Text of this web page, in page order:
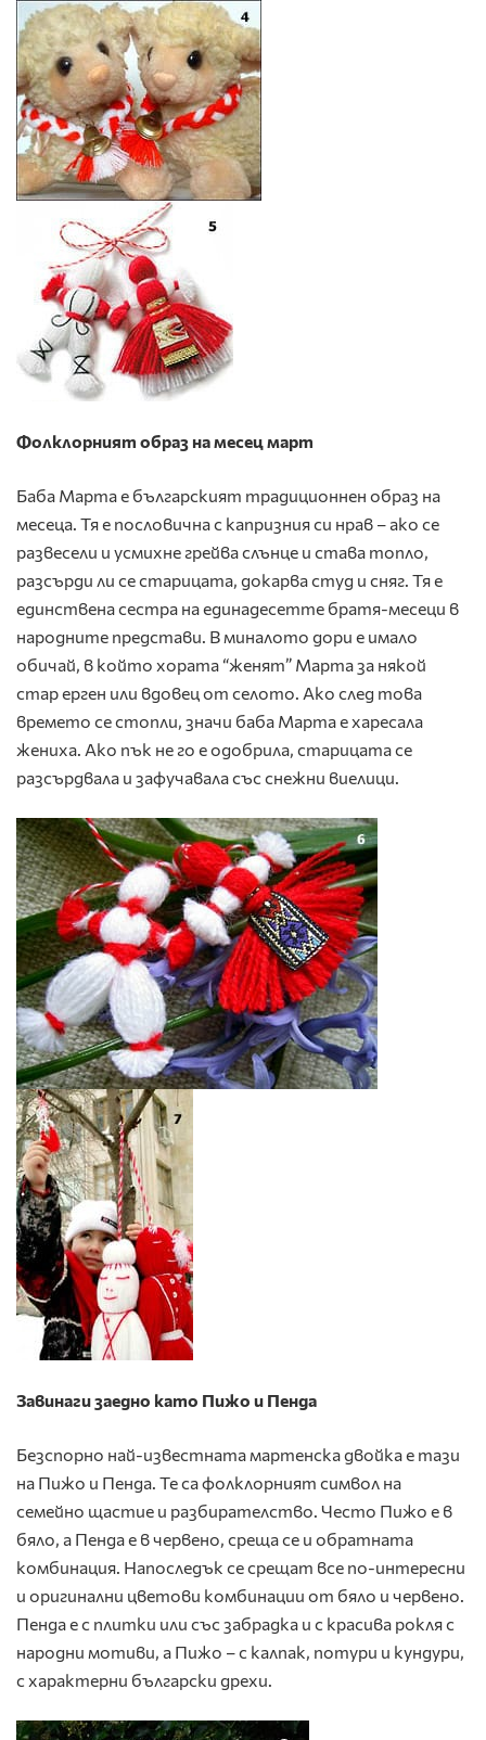
Фолклорният образ на месец март
Баба Марта е българският традиционнен образ на
месеца. Тя е пословична с капризния си нрав – ако се
развесели и усмихне грейва слънце и става топло,
разсърди ли се старицата, докарва студ и сняг. Тя е
единствена сестра на единадесетте братя-месеци в
народните представи. В миналото дори е имало
обичай, в който хората “женят” Марта за някой
стар ерген или вдовец от селото. Ако след това
времето се стопли, значи баба Марта е харесала
жениха. Ако пък не го е одобрила, старицата се
разсърдвала и зафучавала със снежни виелици.
Завинаги заедно като Пижо и Пенда
Безспорно най-известната мартенска двойка е тази
на Пижо и Пенда. Те са фолклорният символ на
семейно щастие и разбирателство. Често Пижо е в
бяло, а Пенда е в червено, среща се и обратната
комбинация. Напоследък се срещат все по-интересни
и оригинални цветови комбинации от бяло и червено.
Пенда е с плитки или със забрадка и с красива рокля с
народни мотиви, а Пижо – с калпак, потури и кундури,
с характерни български дрехи.